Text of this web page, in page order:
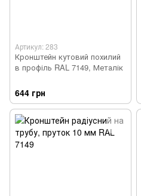
Артикул: 283
Кронштейн кутовий похилий
в профіль RAL 7149, Металік
644 грн